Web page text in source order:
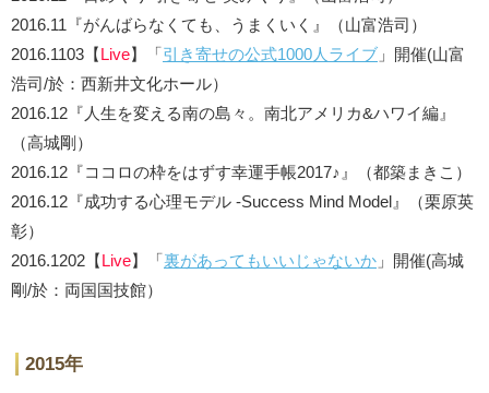
2016.11『がんばらなくても、うまくいく』（山富浩司）
2016.1103【Live】「引き寄せの公式1000人ライブ 」開催(山富
浩司/於：西新井文化ホール）
2016.12『人生を変える南の島々。南北アメリカ&ハワイ編』
（高城剛）
2016.12『ココロの枠をはずす幸運手帳2017♪』（都築まきこ）
2016.12『成功する心理モデル -Success Mind Model』（栗原英
彰）
2016.1202【Live】「裏があってもいいじゃないか 」開催(高城
剛/於：両国国技館）
2015年